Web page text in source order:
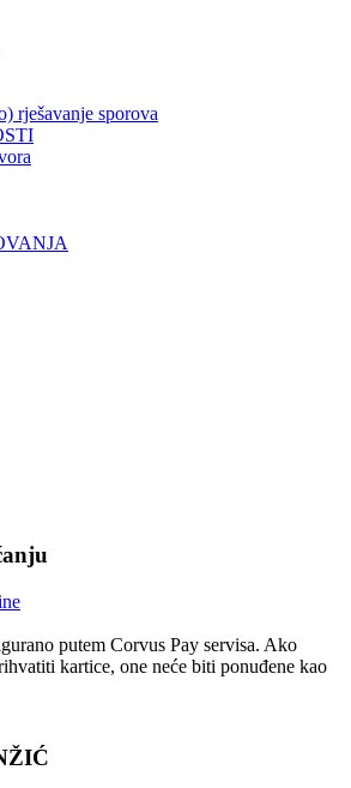
rješavanje sporova
putem Corvus Pay servisa. Ako
kartice, one neće biti ponuđene kao